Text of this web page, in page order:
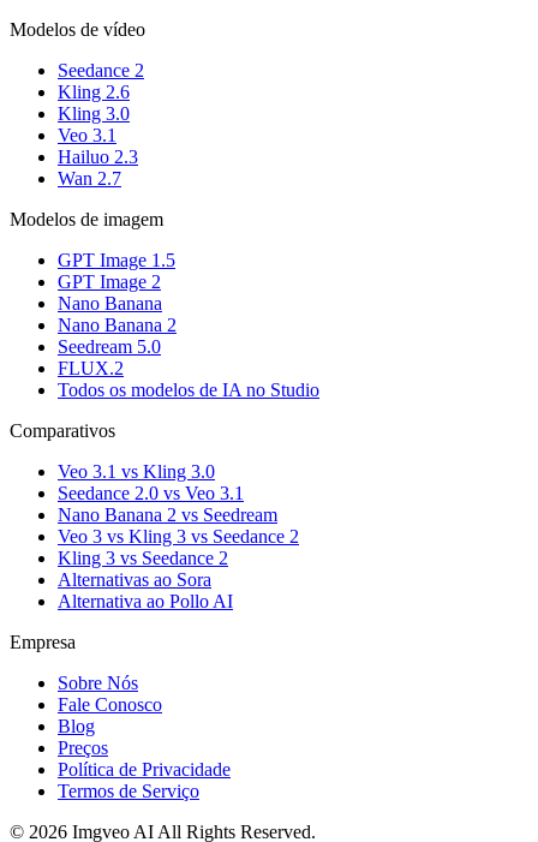
Modelos de vídeo
Seedance 2
Kling 2.6
Kling 3.0
Veo 3.1
Hailuo 2.3
Wan 2.7
Modelos de imagem
GPT Image 1.5
GPT Image 2
Nano Banana
Nano Banana 2
Seedream 5.0
FLUX.2
Todos os modelos de IA no Studio
Comparativos
Veo 3.1 vs Kling 3.0
Seedance 2.0 vs Veo 3.1
Nano Banana 2 vs Seedream
Veo 3 vs Kling 3 vs Seedance 2
Kling 3 vs Seedance 2
Alternativas ao Sora
Alternativa ao Pollo AI
Empresa
Sobre Nós
Fale Conosco
Blog
Preços
Política de Privacidade
Termos de Serviço
© 2026 Imgveo AI All Rights Reserved.